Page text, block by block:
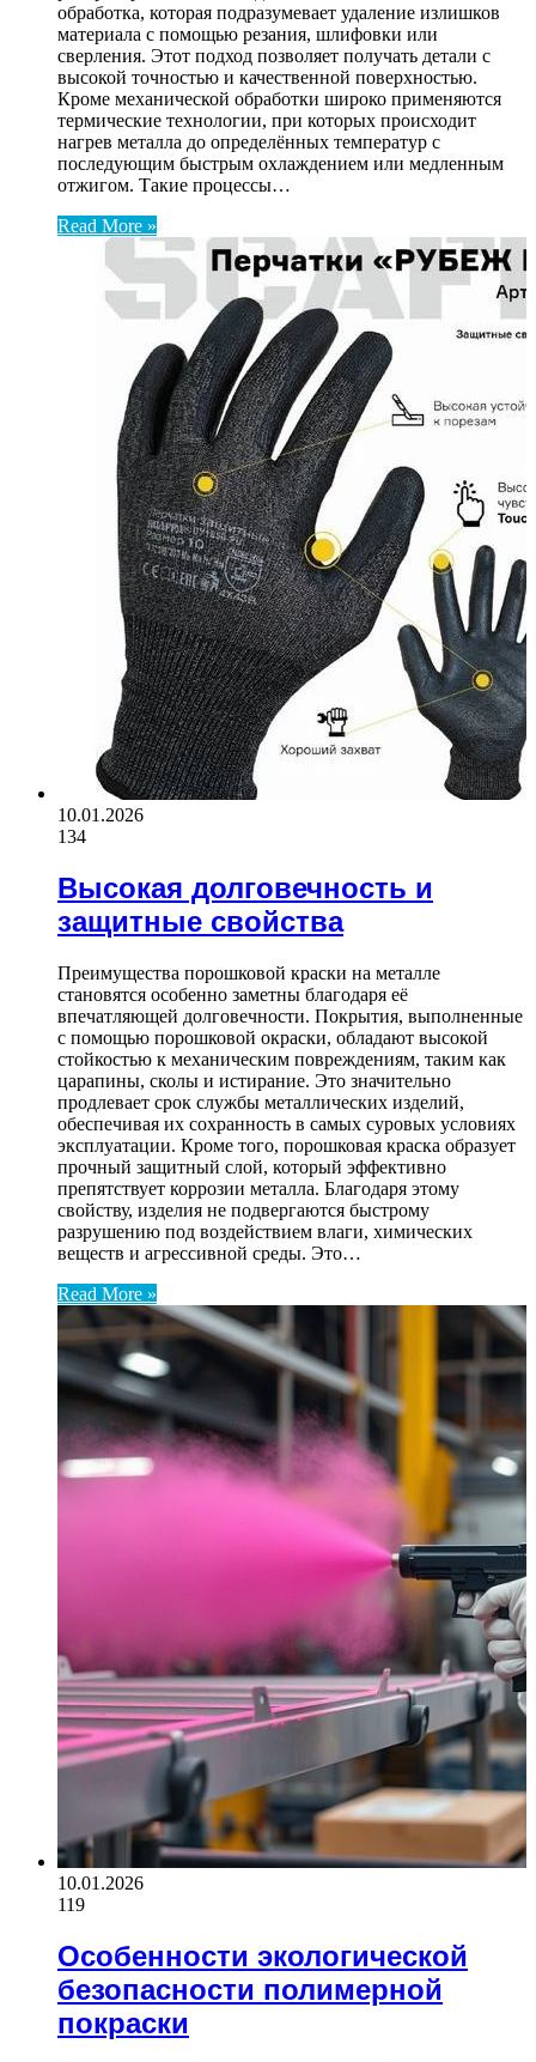
обработка, которая подразумевает удаление излишков
материала с помощью резания, шлифовки или
сверления. Этот подход позволяет получать детали с
высокой точностью и качественной поверхностью.
Кроме механической обработки широко применяются
термические технологии, при которых происходит
нагрев металла до определённых температур с
последующим быстрым охлаждением или медленным
отжигом. Такие процессы…
Read More »
10.01.2026
134
Высокая долговечность и
защитные свойства
Преимущества порошковой краски на металле
становятся особенно заметны благодаря её
впечатляющей долговечности. Покрытия, выполненные
с помощью порошковой окраски, обладают высокой
стойкостью к механическим повреждениям, таким как
царапины, сколы и истирание. Это значительно
продлевает срок службы металлических изделий,
обеспечивая их сохранность в самых суровых условиях
эксплуатации. Кроме того, порошковая краска образует
прочный защитный слой, который эффективно
препятствует коррозии металла. Благодаря этому
свойству, изделия не подвергаются быстрому
разрушению под воздействием влаги, химических
веществ и агрессивной среды. Это…
Read More »
10.01.2026
119
Особенности экологической
безопасности полимерной
покраски